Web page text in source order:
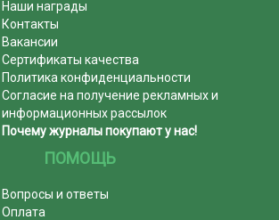
Наши награды
Контакты
Вакансии
Сертификаты качества
Политика конфиденциальности
Согласие на получение рекламных и
информационных рассылок
Почему журналы покупают у нас!
ПОМОЩЬ
Вопросы и ответы
Оплата